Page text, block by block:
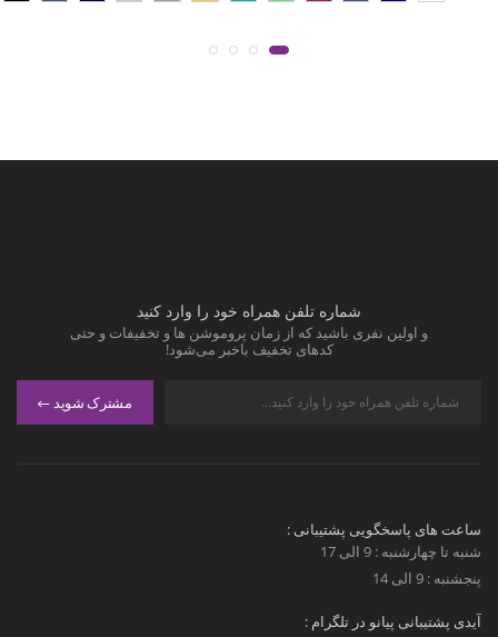
شماره تلفن همراه خود را وارد کنید
و اولین نفری باشید که از زمان پروموشن ها و تخفیفات و حتی
کدهای تخفیف باخبر می‌شود!
مشترک شوید
ساعت های پاسخگویی پشتیبانی :
شنبه تا چهارشنبه : 9 الی 17
پنجشنبه : 9 الی 14
آیدی پشتیبانی پیانو در تلگرام :